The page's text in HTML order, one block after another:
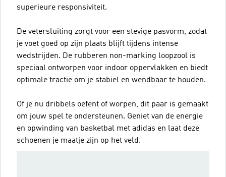
superieure responsiviteit.
De vetersluiting zorgt voor een stevige pasvorm, zodat
je voet goed op zijn plaats blijft tijdens intense
wedstrijden. De rubberen non-marking loopzool is
speciaal ontworpen voor indoor oppervlakken en biedt
optimale tractie om je stabiel en wendbaar te houden.
Of je nu dribbels oefent of worpen, dit paar is gemaakt
om jouw spel te ondersteunen. Geniet van de energie
en opwinding van basketbal met adidas en laat deze
schoenen je maatje zijn op het veld.